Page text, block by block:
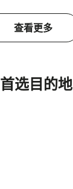
查看更多
选目的地